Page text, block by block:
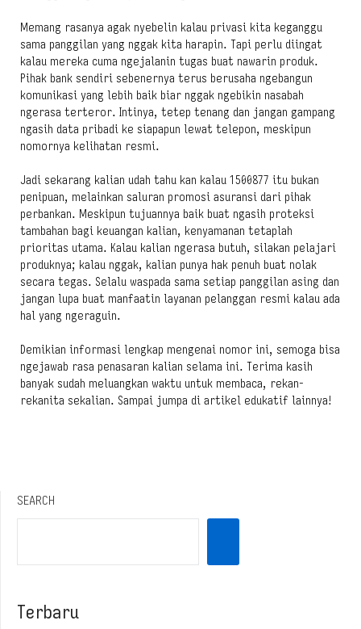
Memang rasanya agak nyebelin kalau privasi kita keganggu
sama panggilan yang nggak kita harapin. Tapi perlu diingat
kalau mereka cuma ngejalanin tugas buat nawarin produk.
Pihak bank sendiri sebenernya terus berusaha ngebangun
komunikasi yang lebih baik biar nggak ngebikin nasabah
ngerasa terteror. Intinya, tetep tenang dan jangan gampang
ngasih data pribadi ke siapapun lewat telepon, meskipun
nomornya kelihatan resmi.
Jadi sekarang kalian udah tahu kan kalau 1500877 itu bukan
penipuan, melainkan saluran promosi asuransi dari pihak
perbankan. Meskipun tujuannya baik buat ngasih proteksi
tambahan bagi keuangan kalian, kenyamanan tetaplah
prioritas utama. Kalau kalian ngerasa butuh, silakan pelajari
produknya; kalau nggak, kalian punya hak penuh buat nolak
secara tegas. Selalu waspada sama setiap panggilan asing dan
jangan lupa buat manfaatin layanan pelanggan resmi kalau ada
hal yang ngeraguin.
Demikian informasi lengkap mengenai nomor ini, semoga bisa
ngejawab rasa penasaran kalian selama ini. Terima kasih
banyak sudah meluangkan waktu untuk membaca, rekan-
rekanita sekalian. Sampai jumpa di artikel edukatif lainnya!
SEARCH
Terbaru